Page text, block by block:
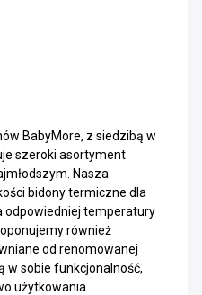
BabyMore, z siedzibą w
szeroki asortyment
Nasza
bidony termiczne dla
odpowiedniej temperatury
również
od renomowanej
w sobie funkcjonalność,
użytkowania.